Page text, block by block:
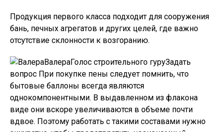
Продукция первого класса подходит для сооружения
бань, печных агрегатов и других целей, где важно
отсутствие склонности к возгоранию.
ВалераГолос строительного гуруЗадать
вопрос При покупке пены следует помнить, что
бытовые баллоны всегда являются
однокомпонентными. В выдавленном из флакона
виде они вскоре увеличиваются в объеме почти
вдвое. Поэтому работать с такими составами нужно